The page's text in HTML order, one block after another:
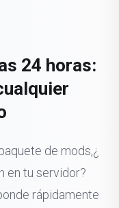
24 horas:
de mods,
en tu servidor?
rápidamente